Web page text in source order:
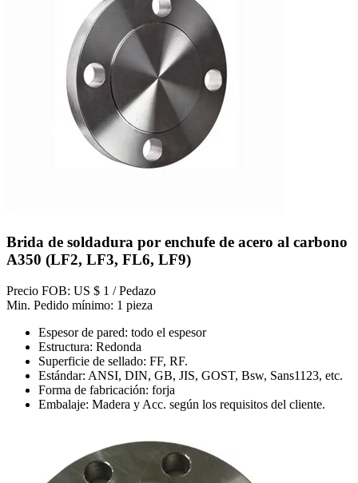
Brida de soldadura por enchufe de acero al carbono
A350 (LF2, LF3, FL6, LF9)
Precio FOB: US $ 1 / Pedazo
Min. Pedido mínimo: 1 pieza
Espesor de pared: todo el espesor
Estructura: Redonda
Superficie de sellado: FF, RF.
Estándar: ANSI, DIN, GB, JIS, GOST, Bsw, Sans1123, etc.
Forma de fabricación: forja
Embalaje: Madera y Acc. según los requisitos del cliente.